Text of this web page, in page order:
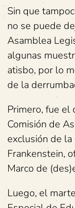
Sin que
no se puede
Asamblea
algunas
atisbo, por lo
de la
Primero, fue el
Comisión de
exclusión de
Frankenstein,
Marco de
Luego, el